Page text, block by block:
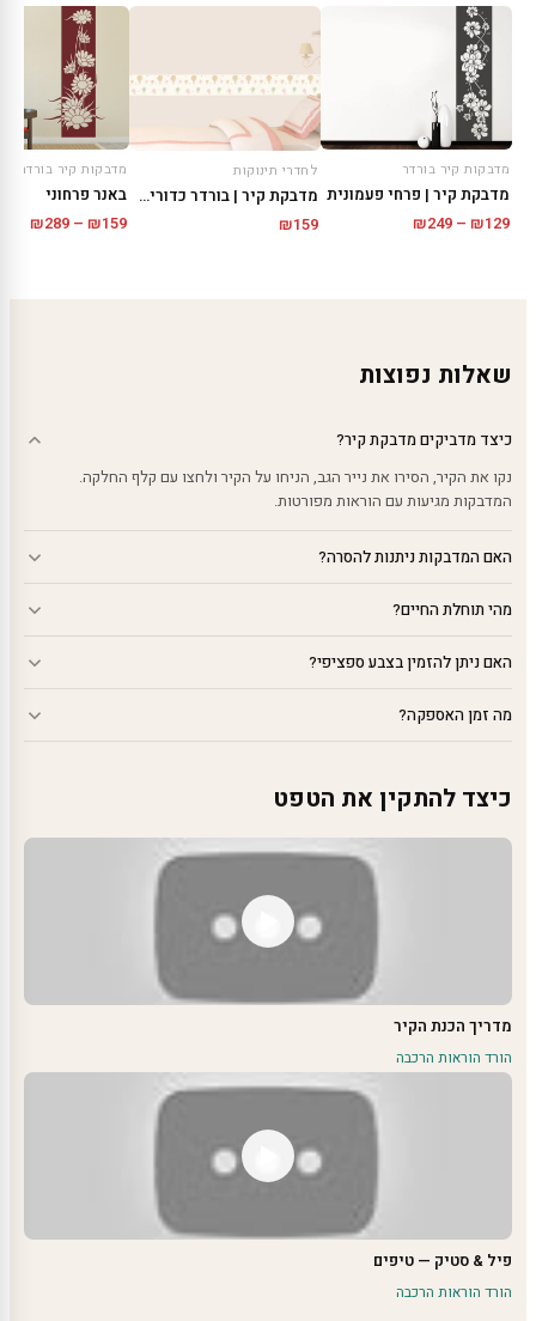
מדבקות קיר בורדר
מדבקת קיר | פרחי פעמונית
₪129
–
₪249
לחדרי תינוקות
מדבקת קיר | בורדר כדורים פורחים
₪159
מדבקות קיר בורדר
באנר פרחוני
₪159
–
₪289
שאלות נפוצות
כיצד מדביקים מדבקת קיר?
נקו את הקיר, הסירו את נייר הגב, הניחו על הקיר ולחצו עם קלף החלקה.
המדבקות מגיעות עם הוראות מפורטות.
האם המדבקות ניתנות להסרה?
מהי תוחלת החיים?
האם ניתן להזמין בצבע ספציפי?
מה זמן האספקה?
כיצד להתקין את הטפט
מדריך הכנת הקיר
הורד הוראות הרכבה
פיל & סטיק — טיפים
הורד הוראות הרכבה